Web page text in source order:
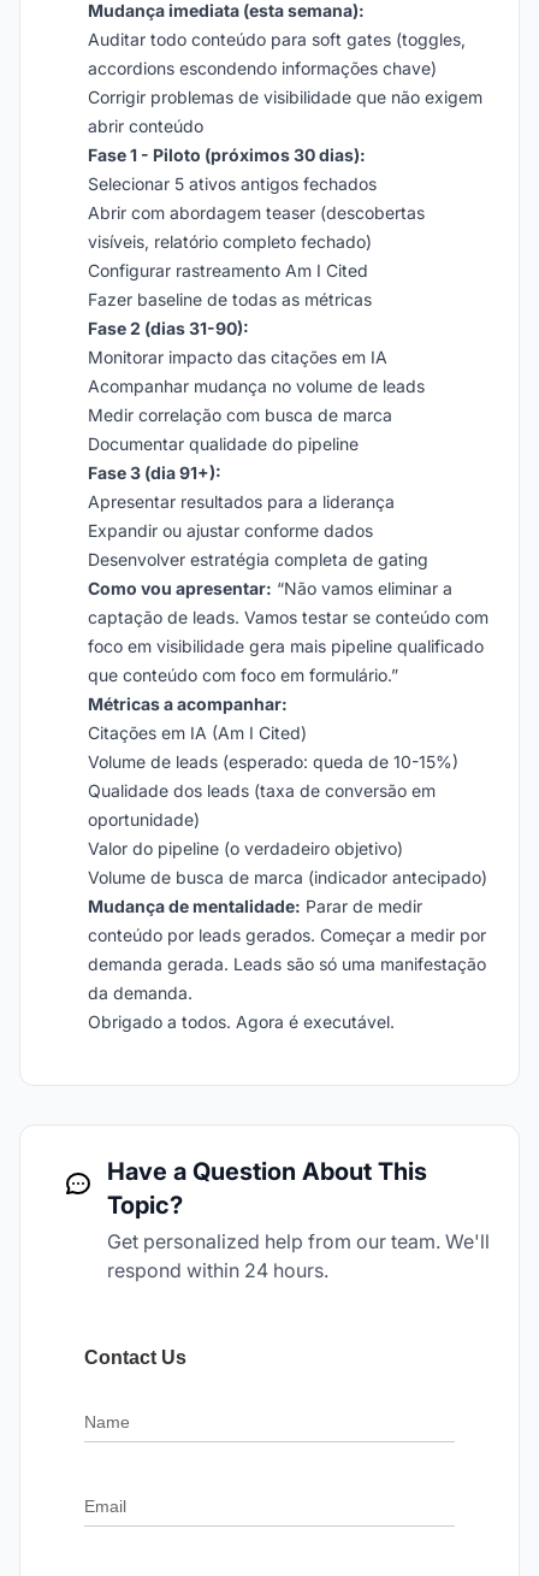
Mudança imediata (esta semana):
Auditar todo conteúdo para soft gates (toggles,
accordions escondendo informações chave)
Corrigir problemas de visibilidade que não exigem
abrir conteúdo
Fase 1 - Piloto (próximos 30 dias):
Selecionar 5 ativos antigos fechados
Abrir com abordagem teaser (descobertas
visíveis, relatório completo fechado)
Configurar rastreamento Am I Cited
Fazer baseline de todas as métricas
Fase 2 (dias 31-90):
Monitorar impacto das citações em IA
Acompanhar mudança no volume de leads
Medir correlação com busca de marca
Documentar qualidade do pipeline
Fase 3 (dia 91+):
Apresentar resultados para a liderança
Expandir ou ajustar conforme dados
Desenvolver estratégia completa de gating
Como vou apresentar: “Não vamos eliminar a
captação de leads. Vamos testar se conteúdo com
foco em visibilidade gera mais pipeline qualificado
que conteúdo com foco em formulário.”
Métricas a acompanhar:
Citações em IA (Am I Cited)
Volume de leads (esperado: queda de 10-15%)
Qualidade dos leads (taxa de conversão em
oportunidade)
Valor do pipeline (o verdadeiro objetivo)
Volume de busca de marca (indicador antecipado)
Mudança de mentalidade: Parar de medir
conteúdo por leads gerados. Começar a medir por
demanda gerada. Leads são só uma manifestação
da demanda.
Obrigado a todos. Agora é executável.
Have a Question About This
Topic?
Get personalized help from our team. We'll
respond within 24 hours.